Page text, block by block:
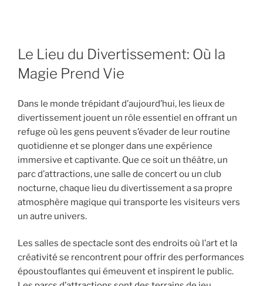
Le Lieu du Divertissement: Où la
Magie Prend Vie
Dans le monde trépidant d’aujourd’hui, les lieux de
divertissement jouent un rôle essentiel en offrant un
refuge où les gens peuvent s’évader de leur routine
quotidienne et se plonger dans une expérience
immersive et captivante. Que ce soit un théâtre, un
parc d’attractions, une salle de concert ou un club
nocturne, chaque lieu du divertissement a sa propre
atmosphère magique qui transporte les visiteurs vers
un autre univers.
Les salles de spectacle sont des endroits où l’art et la
créativité se rencontrent pour offrir des performances
époustouflantes qui émeuvent et inspirent le public.